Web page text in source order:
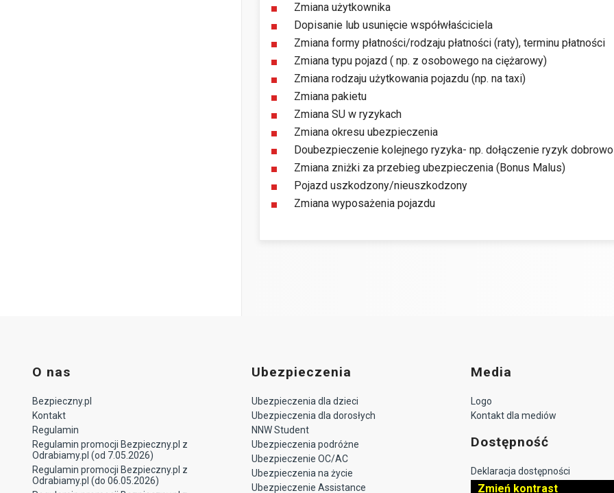
Zmiana użytkownika
Dopisanie lub usunięcie współwłaściciela
Zmiana formy płatności/rodzaju płatności (raty), terminu płatności
Zmiana typu pojazd ( np. z osobowego na ciężarowy)
Zmiana rodzaju użytkowania pojazdu (np. na taxi)
Zmiana pakietu
Zmiana SU w ryzykach
Zmiana okresu ubezpieczenia
Doubezpieczenie kolejnego ryzyka- np. dołączenie ryzyk
Zmiana zniżki za przebieg ubezpieczenia (Bonus Malus)
Pojazd uszkodzony/nieuszkodzony
Zmiana wyposażenia pojazdu
O nas
Bezpieczny.pl
Kontakt
Regulamin
Regulamin promocji Bezpieczny.pl z
Odrabiamy.pl (od 7.05.2026)
Regulamin promocji Bezpieczny.pl z
Odrabiamy.pl (do 06.05.2026)
Ubezpieczenia
Ubezpieczenia dla dzieci
Ubezpieczenia dla dorosłych
NNW Student
Ubezpieczenia podróżne
Ubezpieczenie OC/AC
Ubezpieczenia na życie
Ubezpieczenie Assistance
Media
Logo
Kontakt dla mediów
Dostępność
Deklaracja dostępności
Zmień kontrast